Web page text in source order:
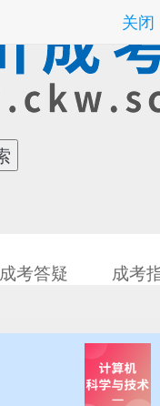
成考答疑 成考
关闭